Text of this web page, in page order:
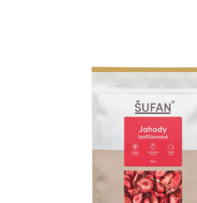
RELAX A REGENERACE
NÁŠ PŘÍBĚH FIREMNÍ DÁRKY
DOPRAVA A PLATBA